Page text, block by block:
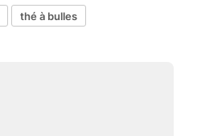
thé à bulles